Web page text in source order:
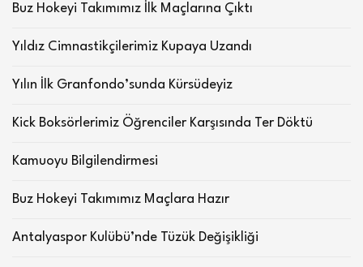
Buz Hokeyi Takımımız İlk Maçlarına Çıktı
Yıldız Cimnastikçilerimiz Kupaya Uzandı
Yılın İlk Granfondo’sunda Kürsüdeyiz
Kick Boksörlerimiz Öğrenciler Karşısında Ter Döktü
Kamuoyu Bilgilendirmesi
Buz Hokeyi Takımımız Maçlara Hazır
Antalyaspor Kulübü’nde Tüzük Değişikliği